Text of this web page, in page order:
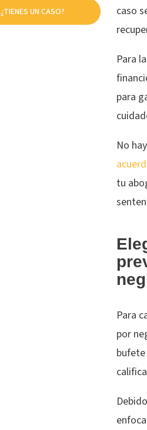
¿TIENES UN CASO?
caso
Para
para
No
tu
Para
por